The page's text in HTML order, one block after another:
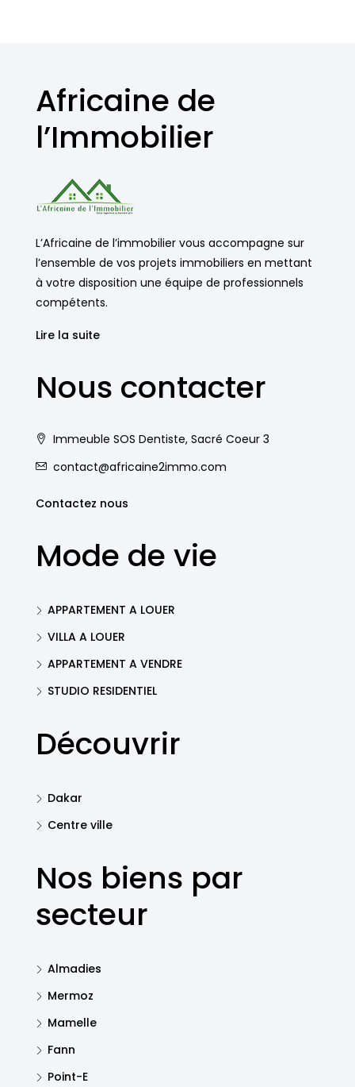
Africaine de
l’Immobilier
L’Africaine de l’immobilier vous accompagne sur
l’ensemble de vos projets immobiliers en mettant
à votre disposition une équipe de professionnels
compétents.
Lire la suite
Nous contacter
Immeuble SOS Dentiste, Sacré Coeur 3
contact@africaine2immo.com
Contactez nous
Mode de vie
APPARTEMENT A LOUER
VILLA A LOUER
APPARTEMENT A VENDRE
STUDIO RESIDENTIEL
Découvrir
Dakar
Centre ville
Nos biens par
secteur
Almadies
Mermoz
Mamelle
Fann
Point-E